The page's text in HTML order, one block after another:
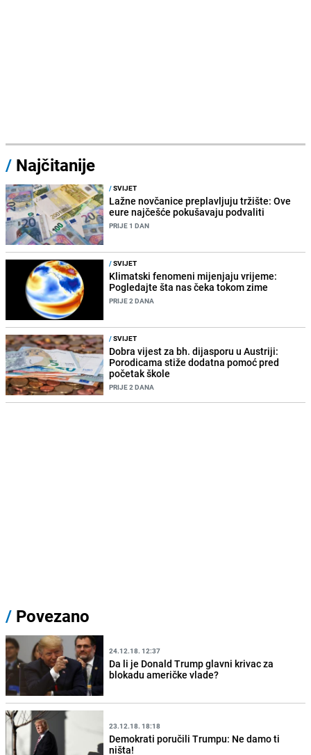
/ Najčitanije
/SVIJET
Lažne novčanice preplavljuju tržište: Ove
eure najčešće pokušavaju podvaliti
PRIJE 1 DAN
/SVIJET
Klimatski fenomeni mijenjaju vrijeme:
Pogledajte šta nas čeka tokom zime
PRIJE 2 DANA
/SVIJET
Dobra vijest za bh. dijasporu u Austriji:
Porodicama stiže dodatna pomoć pred
početak škole
PRIJE 2 DANA
/ Povezano
24.12.18. 12:37
Da li je Donald Trump glavni krivac za
blokadu američke vlade?
23.12.18. 18:18
Demokrati poručili Trumpu: Ne damo ti
ništa!